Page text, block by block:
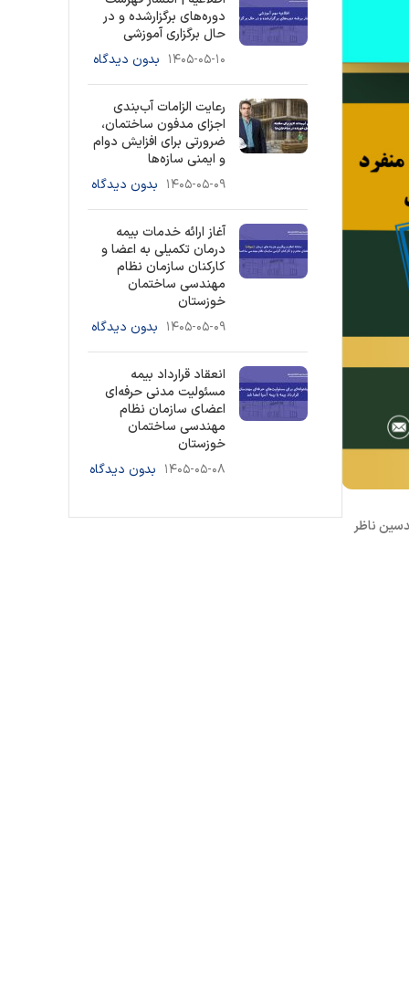
ناظر
دوره‌های برگزارشده و در
حال برگزاری آموزشی
۱۴۰۵-۰۵-۱۰ بدون دیدگاه
رعایت الزامات آب‌بندی
اجزای مدفون ساختمان،
ضرورتی برای افزایش دوام
و ایمنی سازه‌ها
۱۴۰۵-۰۵-۰۹ بدون دیدگاه
آغاز ارائه خدمات بیمه
درمان تکمیلی به اعضا و
کارکنان سازمان نظام
مهندسی ساختمان
خوزستان
۱۴۰۵-۰۵-۰۹ بدون دیدگاه
انعقاد قرارداد بیمه
مسئولیت مدنی حرفه‌ای
اعضای سازمان نظام
مهندسی ساختمان
خوزستان
۱۴۰۵-۰۵-۰۸ بدون دیدگاه